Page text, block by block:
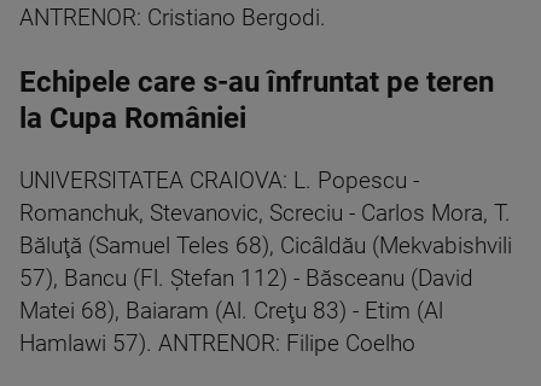
ANTRENOR: Cristiano Bergodi.
Echipele care s-au înfruntat pe teren
la Cupa României
UNIVERSITATEA CRAIOVA: L. Popescu -
Romanchuk, Stevanovic, Screciu - Carlos Mora, T.
Băluţă (Samuel Teles 68), Cicâldău (Mekvabishvili
57), Bancu (Fl. Ştefan 112) - Băsceanu (David
Matei 68), Baiaram (Al. Creţu 83) - Etim (Al
Hamlawi 57). ANTRENOR: Filipe Coelho